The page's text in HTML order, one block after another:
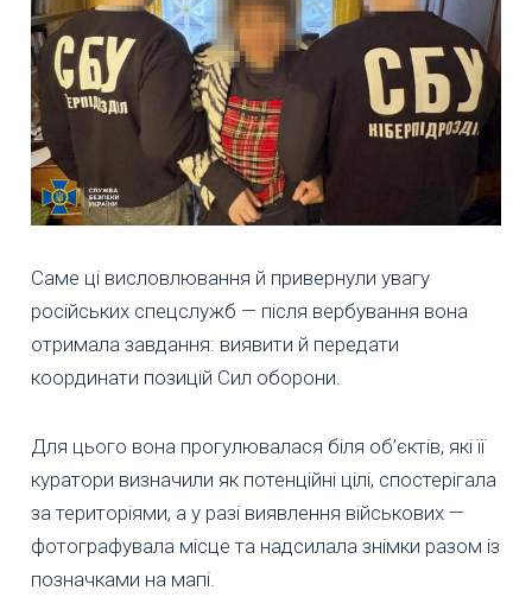
Саме ці висловлювання й привернули увагу
російських спецслужб — після вербування вона
отримала завдання: виявити й передати
координати позицій Сил оборони.
Для цього вона прогулювалася біля об’єктів, які її
куратори визначили як потенційні цілі, спостерігала
за територіями, а у разі виявлення військових —
фотографувала місце та надсилала знімки разом із
позначками на мапі.